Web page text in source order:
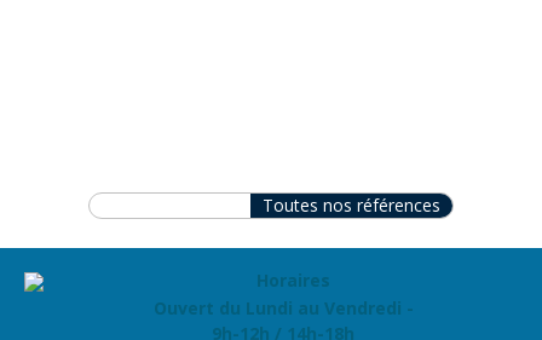
Toutes nos références
Ouvert du Lundi au Vendredi -
9h-12h / 14h-18h